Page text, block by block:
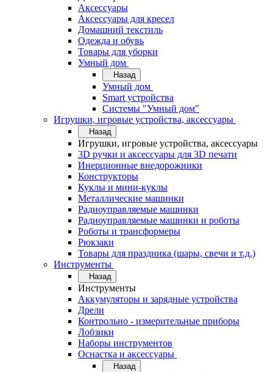
Аксессуары
Аксессуары для кресел
Домашний текстиль
Одежда и обувь
Товары для уборки
Умный дом
Назад
Умный дом
Smart устройства
Системы "Умный дом"
Игрушки, игровые устройства, аксессуары
Назад
Игрушки, игровые устройства, аксессуары
3D ручки и аксессуары для 3D печати
Инерционные внедорожники
Конструкторы
Куклы и мини-куклы
Металлические машинки
Радиоуправляемые машинки
Радиоуправляемые машинки и роботы
Роботы и трансформеры
Рюкзаки
Товары для праздника (шары, свечи и т.д.)
Инструменты
Назад
Инструменты
Аккумуляторы и зарядные устройства
Дрели
Контрольно - измерительные приборы
Лобзики
Наборы инструментов
Оснастка и аксессуары
Назад